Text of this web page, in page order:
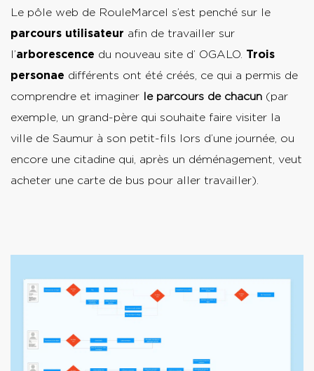
Le pôle web de RouleMarcel s’est penché sur le
parcours utilisateur afin de travailler sur
l’arborescence du nouveau site d’ OGALO. Trois
personae différents ont été créés, ce qui a permis de
comprendre et imaginer le parcours de chacun (par
exemple, un grand-père qui souhaite faire visiter la
ville de Saumur à son petit-fils lors d’une journée, ou
encore une citadine qui, après un déménagement, veut
acheter une carte de bus pour aller travailler).